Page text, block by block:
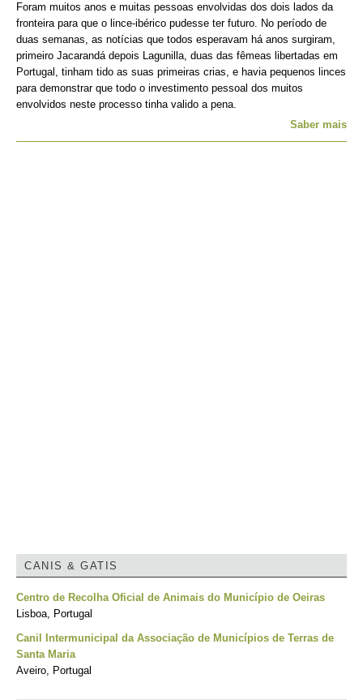
Foram muitos anos e muitas pessoas envolvidas dos dois lados da
fronteira para que o lince-ibérico pudesse ter futuro. No período de
duas semanas, as notícias que todos esperavam há anos surgiram,
primeiro Jacarandá depois Lagunilla, duas das fêmeas libertadas em
Portugal, tinham tido as suas primeiras crias, e havia pequenos linces
para demonstrar que todo o investimento pessoal dos muitos
envolvidos neste processo tinha valido a pena.
Saber mais
CANIS & GATIS
Centro de Recolha Oficial de Animais do Município de Oeiras
Lisboa, Portugal
Canil Intermunicipal da Associação de Municípios de Terras de
Santa Maria
Aveiro, Portugal